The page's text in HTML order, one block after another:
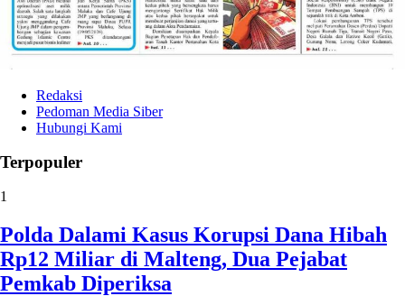
Redaksi
Pedoman Media Siber
Hubungi Kami
Terpopuler
1
Polda Dalami Kasus Korupsi Dana Hibah
Rp12 Miliar di Malteng, Dua Pejabat
Pemkab Diperiksa